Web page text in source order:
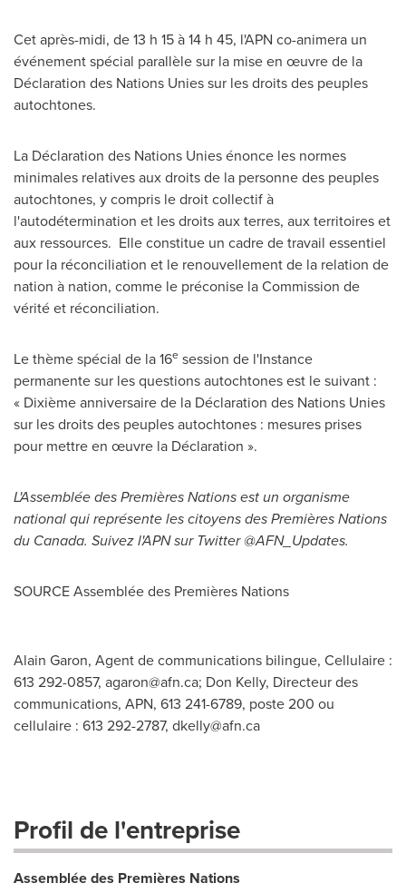
Cet après-midi, de 13 h 15 à 14 h 45, l'APN co-animera un
événement spécial parallèle sur la mise en œuvre de la
Déclaration des Nations Unies sur les droits des peuples
autochtones.
La Déclaration des Nations Unies énonce les normes
minimales relatives aux droits de la personne des peuples
autochtones, y compris le droit collectif à
l'autodétermination et les droits aux terres, aux territoires et
aux ressources. Elle constitue un cadre de travail essentiel
pour la réconciliation et le renouvellement de la relation de
nation à nation, comme le préconise la Commission de
vérité et réconciliation.
Le thème spécial de la 16e session de l'Instance
permanente sur les questions autochtones est le suivant :
« Dixième anniversaire de la Déclaration des Nations Unies
sur les droits des peuples autochtones : mesures prises
pour mettre en œuvre la Déclaration ».
L'Assemblée des Premières Nations est un organisme
national qui représente les citoyens des Premières Nations
du Canada. Suivez l'APN sur Twitter @AFN_Updates.
SOURCE Assemblée des Premières Nations
Alain Garon, Agent de communications bilingue, Cellulaire :
613 292-0857, agaron@afn.ca; Don Kelly, Directeur des
communications, APN, 613 241-6789, poste 200 ou
cellulaire : 613 292-2787, dkelly@afn.ca
Profil de l'entreprise
Assemblée des Premières Nations